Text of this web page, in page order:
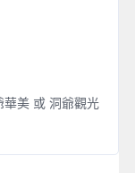
華美 或 洞爺觀光